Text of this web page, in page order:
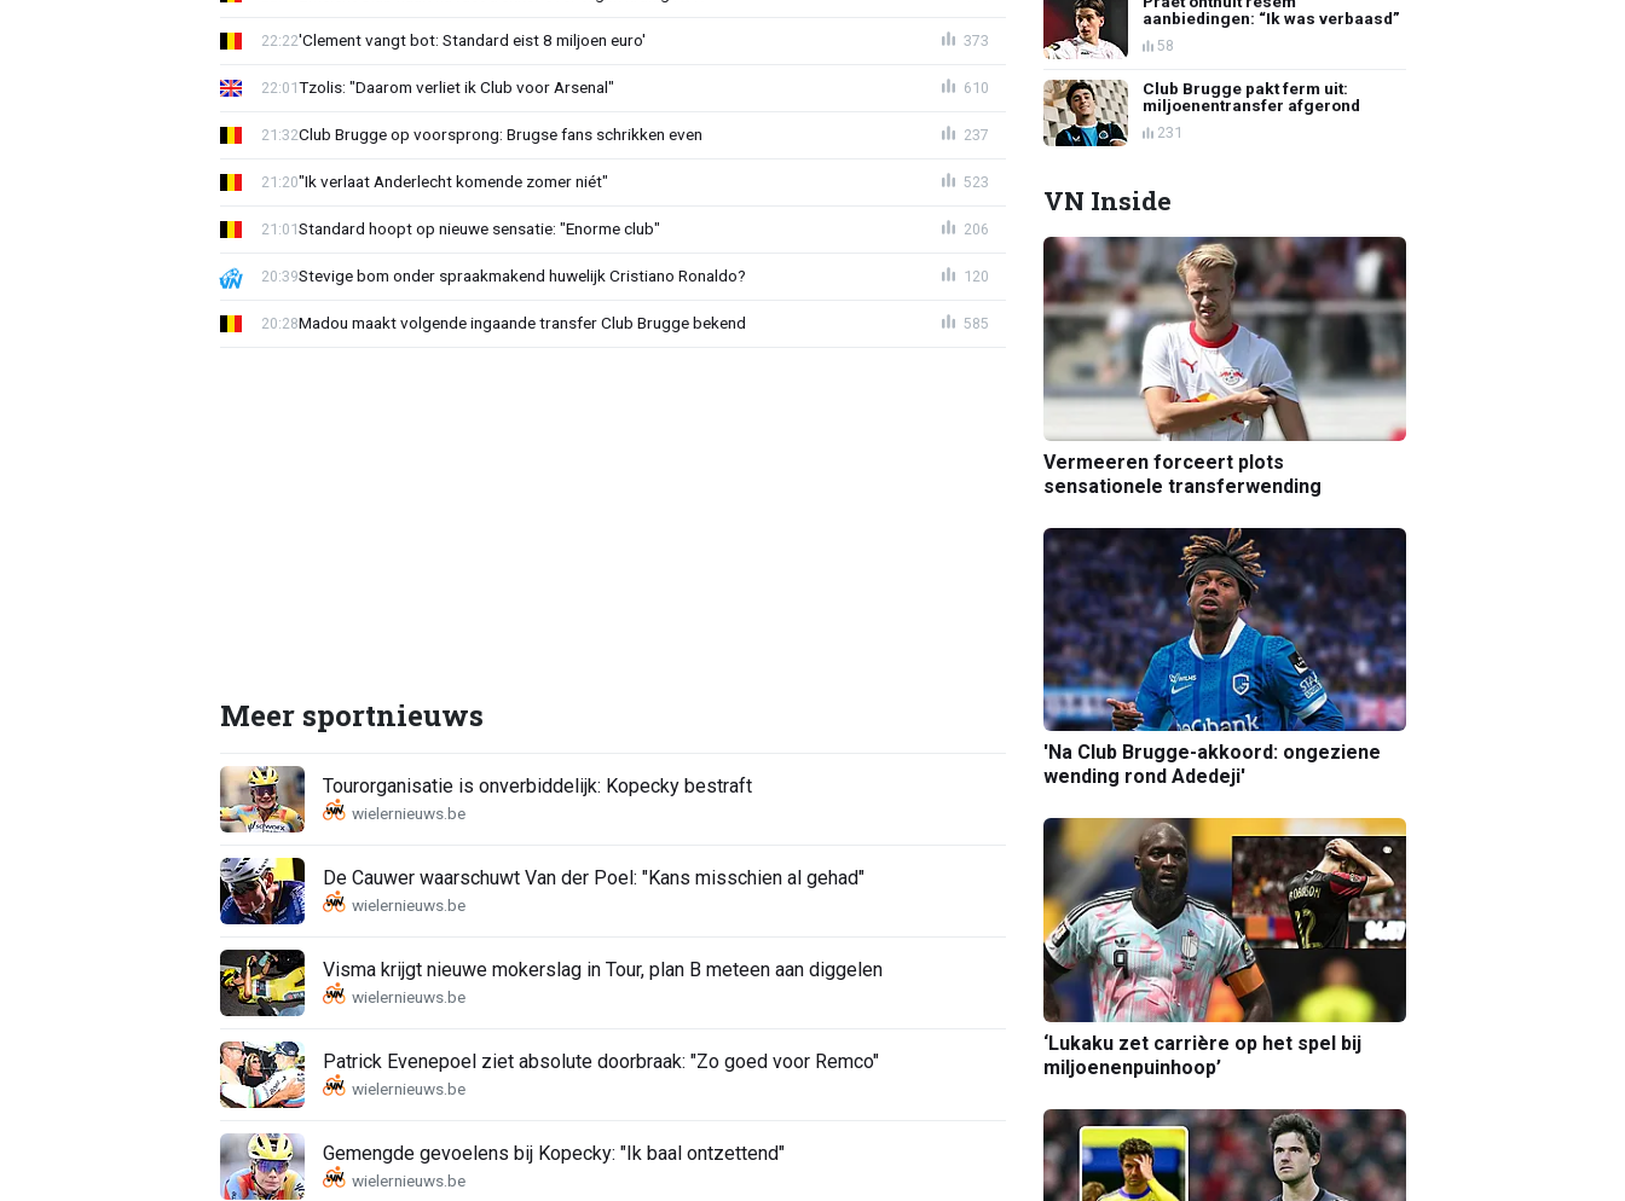
'Clement vangt bot: Standard eist 8 miljoen euro'
22:22 373
Tzolis: "Daarom verliet ik Club voor Arsenal"
22:01 610
Club Brugge op voorsprong: Brugse fans schrikken even
21:32 237
"Ik verlaat Anderlecht komende zomer niét"
21:20 523
Standard hoopt op nieuwe sensatie: "Enorme club"
21:01 206
Stevige bom onder spraakmakend huwelijk Cristiano Ronaldo?
20:39 120
Madou maakt volgende ingaande transfer Club Brugge bekend
20:28 585
Meer sportnieuws
Tourorganisatie is onverbiddelijk: Kopecky bestraft
De Cauwer waarschuwt Van der Poel: "Kans misschien al gehad"
Visma krijgt nieuwe mokerslag in Tour, plan B meteen aan diggelen
Patrick Evenepoel ziet absolute doorbraak: "Zo goed voor Remco"
Gemengde gevoelens bij Kopecky: "Ik baal ontzettend"
aanbiedingen: “Ik was verbaasd”
58
Club Brugge pakt ferm uit:
miljoenentransfer afgerond
231
VN Inside
Vermeeren forceert plots
sensationele transferwending
'Na Club Brugge-akkoord: ongeziene
wending rond Adedeji'
‘Lukaku zet carrière op het spel bij
miljoenenpuinhoop’